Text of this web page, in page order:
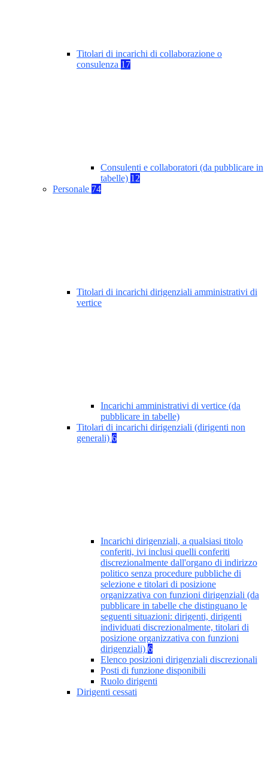
Titolari di incarichi di collaborazione o
consulenza 17
Consulenti e collaboratori (da pubblicare in
tabelle) 12
Personale 74
Titolari di incarichi dirigenziali amministrativi di
vertice
Incarichi amministrativi di vertice (da
pubblicare in tabelle)
Titolari di incarichi dirigenziali (dirigenti non
generali) 6
Incarichi dirigenziali, a qualsiasi titolo
conferiti, ivi inclusi quelli conferiti
discrezionalmente dall'organo di indirizzo
politico senza procedure pubbliche di
selezione e titolari di posizione
organizzativa con funzioni dirigenziali (da
pubblicare in tabelle che distinguano le
seguenti situazioni: dirigenti, dirigenti
individuati discrezionalmente, titolari di
posizione organizzativa con funzioni
dirigenziali) 6
Elenco posizioni dirigenziali discrezionali
Posti di funzione disponibili
Ruolo dirigenti
Dirigenti cessati